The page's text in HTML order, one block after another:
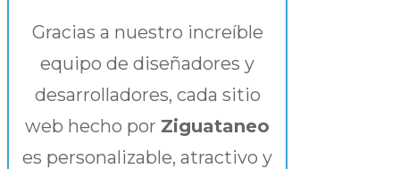
Gracias a nuestro increíble
equipo de diseñadores y
desarrolladores, cada sitio
web hecho por Ziguataneo
es personalizable, atractivo y